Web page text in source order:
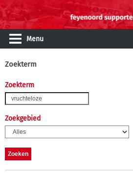
Menu
Zoekterm
Zoekterm
Zoekgebied